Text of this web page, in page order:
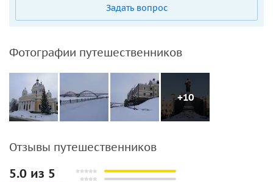
Задать вопрос
Фотографии путешественников
+10
Отзывы путешественников
5.0 из 5